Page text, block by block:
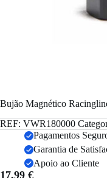
Bujão Magnético
REF: VWR180000
Pagamentos
Garantia de
Apoio ao Cliente
17,99 €